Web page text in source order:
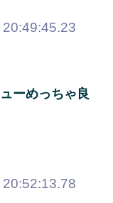
ーめっちゃ良